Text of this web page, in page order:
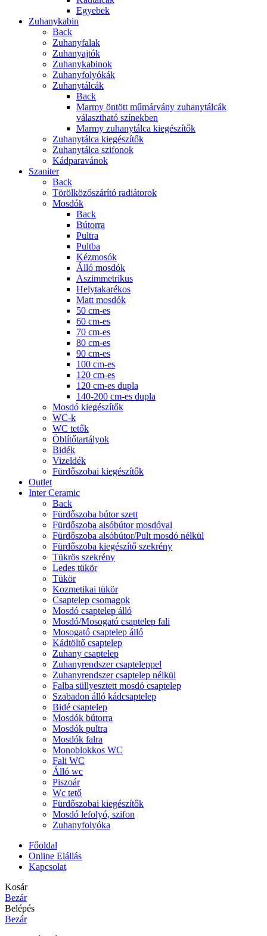
Egyebek
Zuhanykabin
Back
Zuhanyfalak
Zuhanyajtók
Zuhanykabinok
Zuhanyfolyókák
Zuhanytálcák
Back
Marmy öntött műmárvány zuhanytálcák
választható színekben
Marmy zuhanytálca kiegészítők
Zuhanytálca kiegészítők
Zuhanytálca szifonok
Kádparavánok
Szaniter
Back
Törölközőszárító radiátorok
Mosdók
Back
Bútorra
Pultra
Pultba
Kézmosók
Álló mosdók
Aszimmetrikus
Helytakarékos
Matt mosdók
50 cm-es
60 cm-es
70 cm-es
80 cm-es
90 cm-es
100 cm-es
120 cm-es
120 cm-es dupla
140-200 cm-es dupla
Mosdó kiegészítők
WC-k
WC tetők
Öblítőtartályok
Bidék
Vizeldék
Fürdőszobai kiegészítők
Outlet
Inter Ceramic
Back
Fürdőszoba bútor szett
Fürdőszoba alsóbútor mosdóval
Fürdőszoba alsóbútor/Pult mosdó nélkül
Fürdőszoba kiegészítő szekrény
Tükrös szekrény
Ledes tükör
Tükör
Kozmetikai tükör
Csaptelep csomagok
Mosdó csaptelep álló
Mosdó/Mosogató csaptelep fali
Mosogató csaptelep álló
Kádtöltő csaptelep
Zuhany csaptelep
Zuhanyrendszer csapteleppel
Zuhanyrendszer csaptelep nélkül
Falba süllyesztett mosdó csaptelep
Szabadon álló kádcsaptelep
Bidé csaptelep
Mosdók bútorra
Mosdók pultra
Mosdók falra
Monoblokkos WC
Fali WC
Álló wc
Piszoár
Wc tető
Fürdőszobai kiegészítők
Mosdó lefolyó, szifon
Zuhanyfolyóka
Főoldal
Online Elállás
Kapcsolat
Kosár
Bezár
Belépés
Bezár